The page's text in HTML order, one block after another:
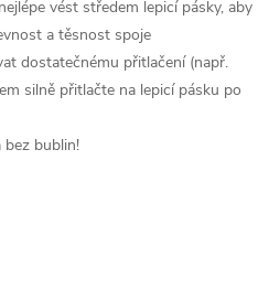
vést středem lepicí pásky, aby
a těsnost spoje
dostatečnému přitlačení (např.
silně přitlačte na lepicí pásku po
bez bublin!